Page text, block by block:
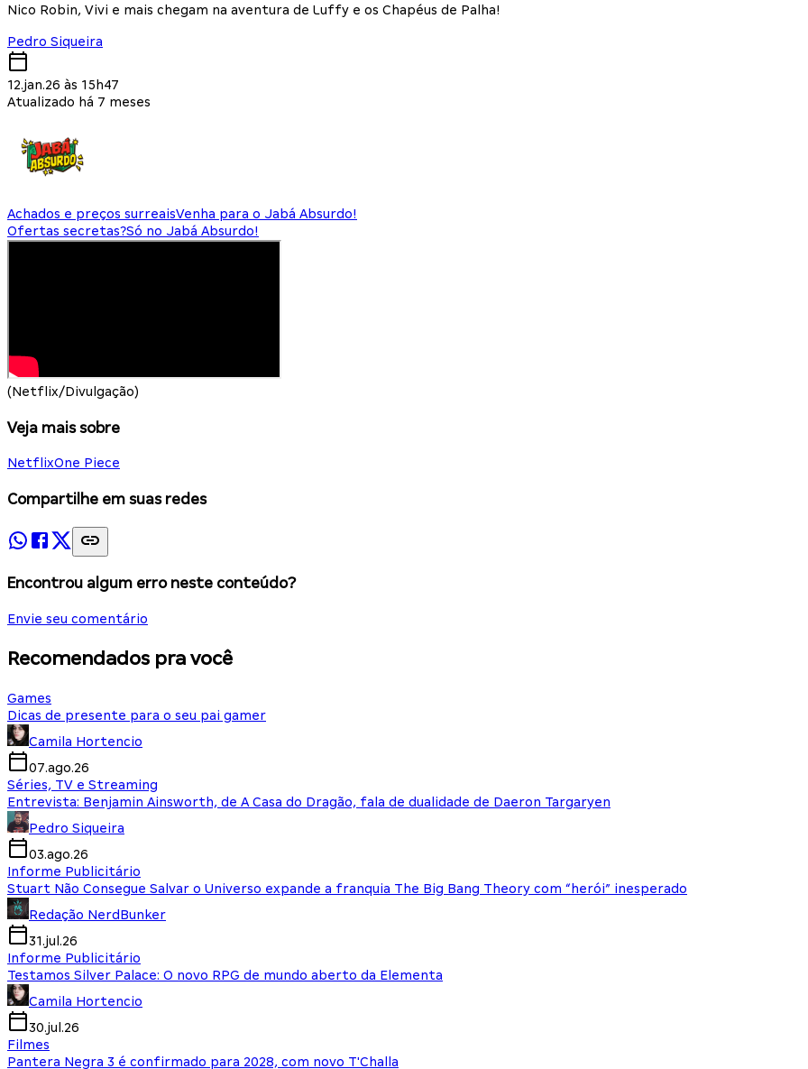
Nico Robin, Vivi e mais chegam na aventura de Luffy e os Chapéus de Palha!
Pedro Siqueira
12.jan.26 às 15h47
Atualizado há 7 meses
Achados e preços surreaisVenha para o Jabá Absurdo!
Ofertas secretas?Só no Jabá Absurdo!
(Netflix/Divulgação)
Veja mais sobre
NetflixOne Piece
Compartilhe em suas redes
Encontrou algum erro neste conteúdo?
Envie seu comentário
Recomendados pra você
Games
Dicas de presente para o seu pai gamer
Camila Hortencio
07.ago.26
Séries, TV e Streaming
Entrevista: Benjamin Ainsworth, de A Casa do Dragão, fala de dualidade de Daeron Targaryen
Pedro Siqueira
03.ago.26
Informe Publicitário
Stuart Não Consegue Salvar o Universo expande a franquia The Big Bang Theory com “herói” inesperado
Redação NerdBunker
31.jul.26
Informe Publicitário
Testamos Silver Palace: O novo RPG de mundo aberto da Elementa
Camila Hortencio
30.jul.26
Filmes
Pantera Negra 3 é confirmado para 2028, com novo T'Challa